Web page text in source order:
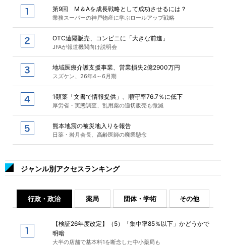
第9回 M＆Aを成長戦略として成功させるには？
業務スーパーの神戸物産に学ぶロールアップ戦略
OTC遠隔販売、コンビニに「大きな前進」
JFAが報道機関向け説明会
地域医療介護支援事業、営業損失2億2900万円
スズケン、26年4～6月期
1類薬「文書で情報提供」、順守率76.7％に低下
厚労省・実態調査、乱用薬の適切販売も微減
熊本地震の被災地入りを報告
日薬・岩月会長、高齢医師の廃業懸念
ジャンル別アクセスランキング
行政・政治 薬局 団体・学術 その他
【検証26年度改定】（5）「集中率85％以下」かどうかで
明暗
大半の店舗で基本料1を断念した中小薬局も